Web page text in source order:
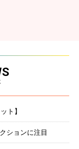
ト】
ションに注目